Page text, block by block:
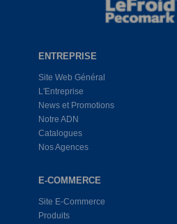
ENTREPRISE
Site Web Général
L'Entreprise
News et Promotions
Notre ADN
Catalogues
Nos Agences
E-COMMERCE
Site E-Commerce
Produits